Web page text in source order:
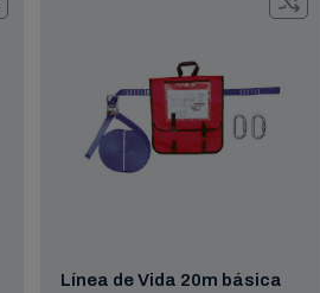
Línea de Vida 20m básica